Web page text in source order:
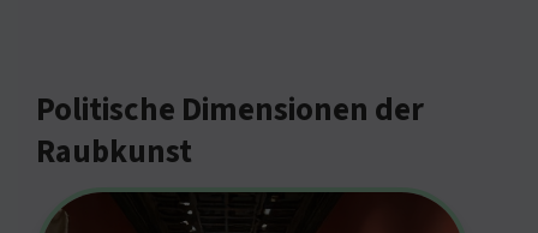
Politische Dimensionen der
Raubkunst